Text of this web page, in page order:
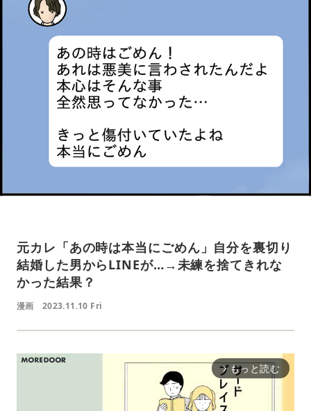
元カレ「あの時は本当にごめん」自分を裏切り
結婚した男からLINEが…→未練を捨てきれな
かった結果？
漫画 2023.11.10 Fri
arrow_forward_ios もっと読む